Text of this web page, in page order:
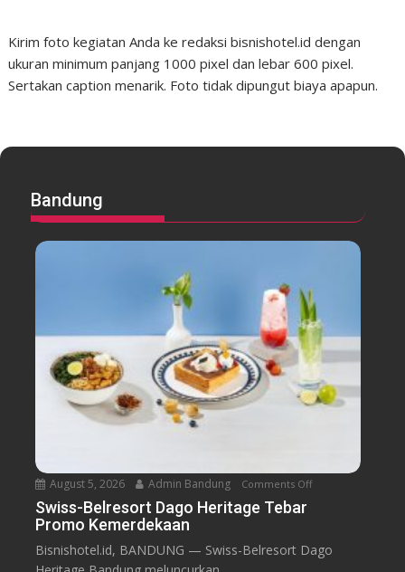
Kirim foto kegiatan Anda ke redaksi bisnishotel.id dengan
ukuran minimum panjang 1000 pixel dan lebar 600 pixel.
Sertakan caption menarik. Foto tidak dipungut biaya apapun.
Bandung
August 5, 2026 Admin Bandung Comments Offo
Swiss-Belresort Dago Heritage Tebar
Promo Kemerdekaan
Bisnishotel.id, BANDUNG — Swiss-Belresort Dago